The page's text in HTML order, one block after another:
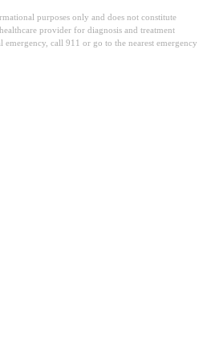
purposes only and does not constitute
provider for diagnosis and treatment
call 911 or go to the nearest emergency